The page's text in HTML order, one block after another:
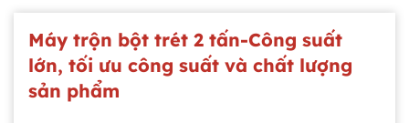
Máy trộn bột trét 2 tấn-Công suất
lớn, tối ưu công suất và chất lượng
sản phẩm